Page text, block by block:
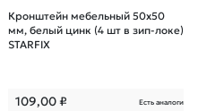
Кронштейн мебельный 50х50
мм, белый цинк (4 шт в зип-локе)
STARFIX
109,00₽ Есть аналоги